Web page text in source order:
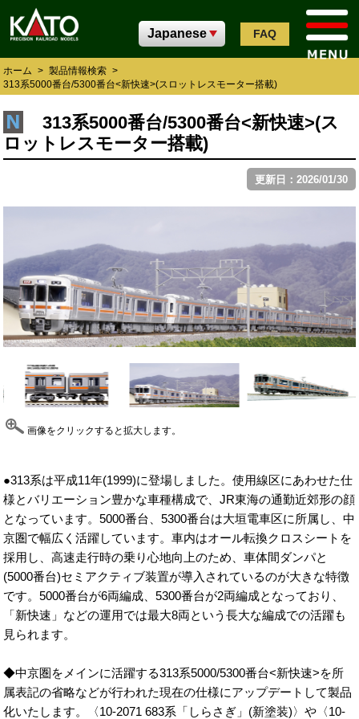
FAQ
ホーム > 製品情報検索 >
313系5000番台/5300番台<新快速>(スロットレスモーター搭載)
313系5000番台/5300番台<新快速>(ス
ロットレスモーター搭載)
更新日：2026/01/30
画像をクリックすると拡大します。
●313系は平成11年(1999)に登場しました。使用線区にあわせた仕
様とバリエーション豊かな車種構成で、JR東海の通勤近郊形の顔
となっています。5000番台、5300番台は大垣電車区に所属し、中
京圏で幅広く活躍しています。車内はオール転換クロスシートを
採用し、高速走行時の乗り心地向上のため、車体間ダンパと
(5000番台)セミアクティブ装置が導入されているのが大きな特徴
です。5000番台が6両編成、5300番台が2両編成となっており、
「新快速」などの運用では最大8両という長大な編成での活躍も
見られます。
◆中京圏をメインに活躍する313系5000/5300番台<新快速>を所
属表記の省略などが行われた現在の仕様にアップデートして製品
化いたします。〈10-2071 683系「しらさぎ」(新塗装)〉や〈10-